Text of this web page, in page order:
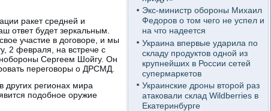
ракет средней и
будет зеркальным.
участие в договоре, и мы
2 февраля, на встрече с
Сергеем Шойгу. Он
переговоры о ДРСМД.
других регионах мира
подобное оружие
Экс-министр обороны Михаил
Федоров о том чего не успел и
на что надеется
Украина впервые ударила по
складу продуктов одной из
крупнейших в России сетей
супермаркетов
Украинские дроны второй раз
атаковали склад Wildberries в
Екатеринбурге